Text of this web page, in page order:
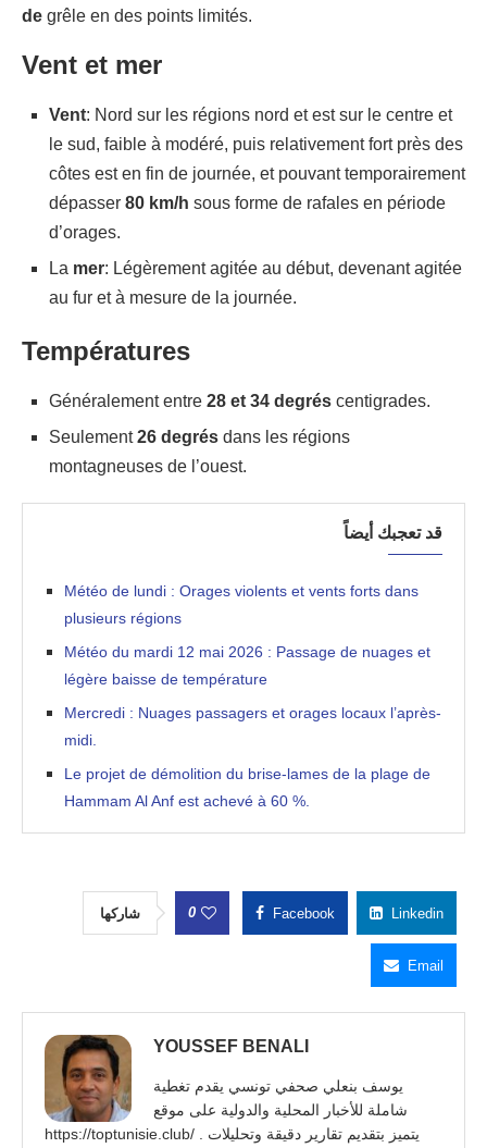
de grêle en des points limités.
Vent et mer
Vent: Nord sur les régions nord et est sur le centre et
le sud, faible à modéré, puis relativement fort près des
côtes est en fin de journée, et pouvant temporairement
dépasser 80 km/h sous forme de rafales en période
d’orages.
La mer: Légèrement agitée au début, devenant agitée
au fur et à mesure de la journée.
Températures
Généralement entre 28 et 34 degrés centigrades.
Seulement26 degrés dans les régions
montagneuses de l’ouest.
قد تعجبك أيضاً
Météo de lundi : Orages violents et vents forts dans
plusieurs régions
Météo du mardi 12 mai 2026 : Passage de nuages et
légère baisse de température
Mercredi : Nuages passagers et orages locaux l’après-
midi.
Le projet de démolition du brise-lames de la plage de
Hammam Al Anf est achevé à 60 %.
شاركها 0 Facebook Linkedin
Email
YOUSSEF BENALI
يوسف بنعلي صحفي تونسي يقدم تغطية
شاملة للأخبار المحلية والدولية على موقع
https://toptunisie.club/ . يتميز بتقديم تقارير دقيقة وتحليلات